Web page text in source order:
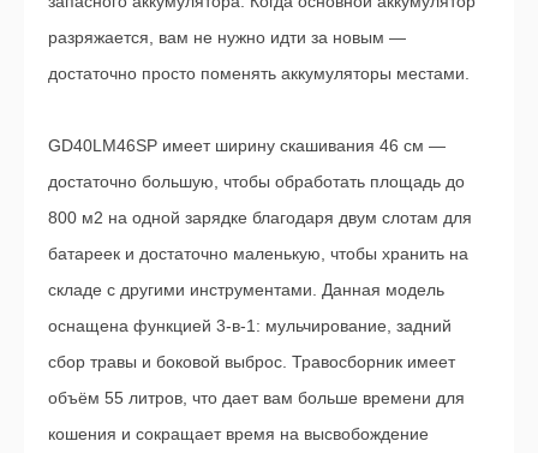
разряжается, вам не нужно идти за новым —
достаточно просто поменять аккумуляторы местами.
GD40LM46SP имеет ширину скашивания 46 см —
достаточно большую, чтобы обработать площадь до
800 м2 на одной зарядке благодаря двум слотам для
батареек и достаточно маленькую, чтобы хранить на
складе с другими инструментами. Данная модель
оснащена функцией 3-в-1: мульчирование, задний
сбор травы и боковой выброс. Травосборник имеет
объём 55 литров, что дает вам больше времени для
кошения и сокращает время на высвобождение